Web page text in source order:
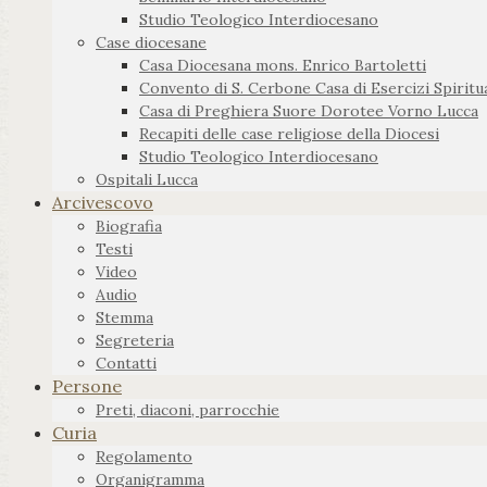
Studio Teologico Interdiocesano
Case diocesane
Casa Diocesana mons. Enrico Bartoletti
Convento di S. Cerbone Casa di Esercizi
Casa di Preghiera Suore Dorotee Vorno Lucca
Recapiti delle case religiose della Diocesi
Studio Teologico Interdiocesano
Ospitali Lucca
Arcivescovo
Biografia
Testi
Video
Audio
Stemma
Segreteria
Contatti
Persone
Preti, diaconi, parrocchie
Curia
Regolamento
Organigramma